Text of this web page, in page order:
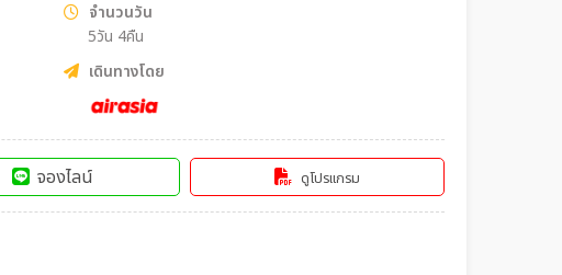
จำนวนวัน
5วัน 4คืน
เดินทางโดย
จองไลน์ ดูโปรแกรม